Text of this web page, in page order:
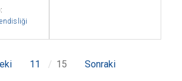
11 15 Sonraki